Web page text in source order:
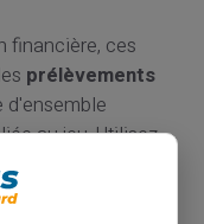
financière, ces
prélèvements
au jeu. Utilisez-
à toute anomalie